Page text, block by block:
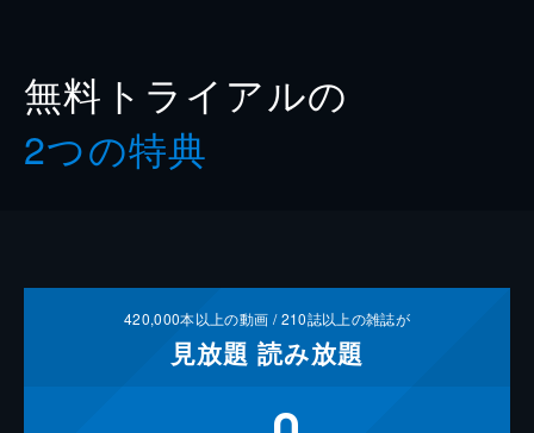
無料トライアルの
2つの特典
420,000本以上の動画 /210誌以上の雑誌が
見放題 読み放題